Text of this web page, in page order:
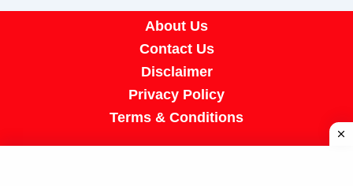
About Us
Contact Us
Disclaimer
Privacy Policy
Terms & Conditions